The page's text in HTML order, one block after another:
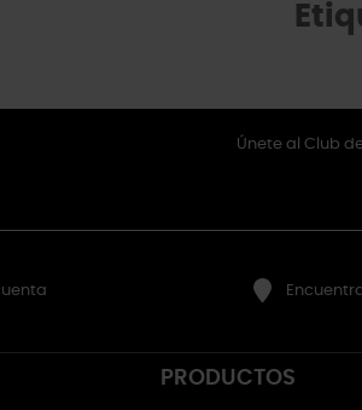
Únete al Club
PRODUCTOS